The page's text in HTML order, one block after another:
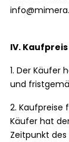
IV.
1. Der Käufer
und
2. Kaufpreise
Käufer hat
Zeitpunkt